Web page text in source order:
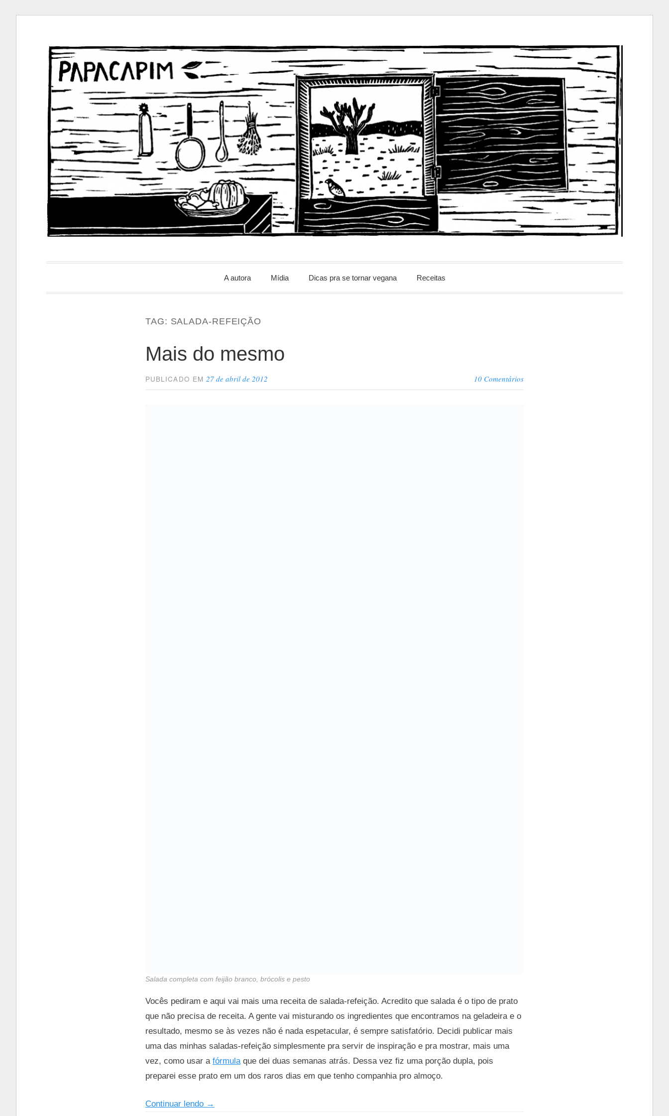
conteúdo
PapacapimA autora Mídia Dicas pra se tornar vegana Receitas
TAG: SALADA-REFEIÇÃO
Mais do mesmo
PUBLICADO EM27 de abril de 2012 10 Comentários
Salada completa com feijão branco, brócolis e pesto
Vocês pediram e aqui vai mais uma receita de salada-refeição. Acredito que salada é o tipo de prato
que não precisa de receita. A gente vai misturando os ingredientes que encontramos na geladeira e o
resultado, mesmo se às vezes não é nada espetacular, é sempre satisfatório. Decidi publicar mais
uma das minhas saladas-refeição simplesmente pra servir de inspiração e pra mostrar, mais uma
vez, como usar a fórmulaque dei duas semanas atrás. Dessa vez fiz uma porção dupla, pois
preparei esse prato em um dos raros dias em que tenho companhia pro almoço.
Continuar lendo “Mais
→